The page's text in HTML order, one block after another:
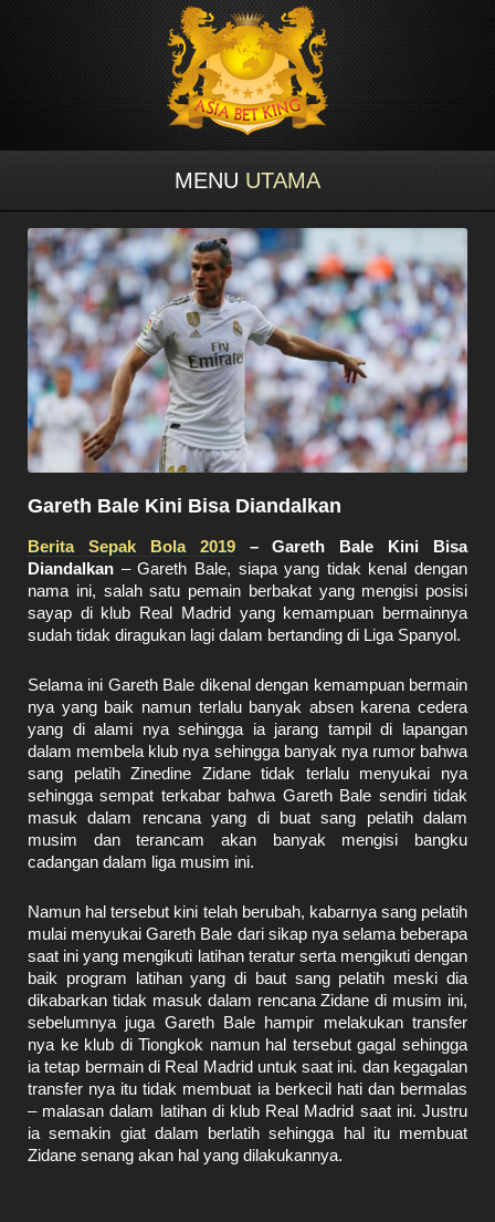
MENU UTAMA
Gareth Bale Kini Bisa Diandalkan
Berita Sepak Bola 2019– Gareth Bale Kini Bisa
Diandalkan – Gareth Bale, siapa yang tidak kenal dengan
nama ini, salah satu pemain berbakat yang mengisi posisi
sayap di klub Real Madrid yang kemampuan bermainnya
sudah tidak diragukan lagi dalam bertanding di Liga Spanyol.
Selama ini Gareth Bale dikenal dengan kemampuan bermain
nya yang baik namun terlalu banyak absen karena cedera
yang di alami nya sehingga ia jarang tampil di lapangan
dalam membela klub nya sehingga banyak nya rumor bahwa
sang pelatih Zinedine Zidane tidak terlalu menyukai nya
sehingga sempat terkabar bahwa Gareth Bale sendiri tidak
masuk dalam rencana yang di buat sang pelatih dalam
musim dan terancam akan banyak mengisi bangku
cadangan dalam liga musim ini.
Namun hal tersebut kini telah berubah, kabarnya sang pelatih
mulai menyukai Gareth Bale dari sikap nya selama beberapa
saat ini yang mengikuti latihan teratur serta mengikuti dengan
baik program latihan yang di baut sang pelatih meski dia
dikabarkan tidak masuk dalam rencana Zidane di musim ini,
sebelumnya juga Gareth Bale hampir melakukan transfer
nya ke klub di Tiongkok namun hal tersebut gagal sehingga
ia tetap bermain di Real Madrid untuk saat ini. dan kegagalan
transfer nya itu tidak membuat ia berkecil hati dan bermalas
– malasan dalam latihan di klub Real Madrid saat ini. Justru
ia semakin giat dalam berlatih sehingga hal itu membuat
Zidane senang akan hal yang dilakukannya.